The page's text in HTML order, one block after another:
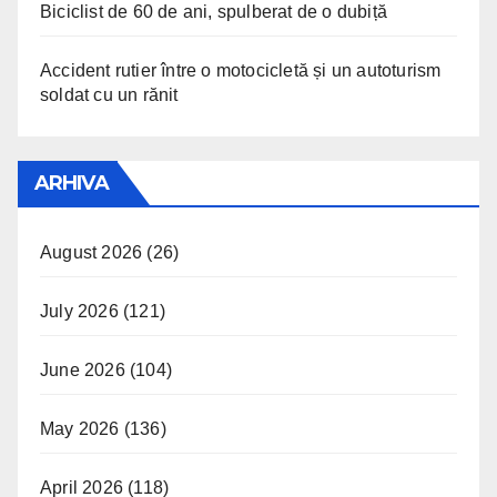
Biciclist de 60 de ani, spulberat de o dubiță
Accident rutier între o motocicletă și un autoturism
soldat cu un rănit
ARHIVA
August 2026 (26)
July 2026(121)
June 2026(104)
May 2026 (136)
April 2026 (118)